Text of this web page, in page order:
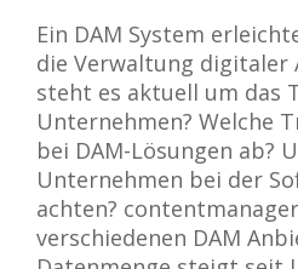
Ein DAM System
die Verwaltung digitaler
steht es aktuell um das
Unternehmen? Welche
bei DAM-Lösungen ab?
Unternehmen bei der
achten?
verschiedenen DAM